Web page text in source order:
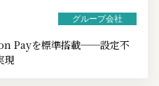
グループ会社
Payを標準搭載──設定不
現